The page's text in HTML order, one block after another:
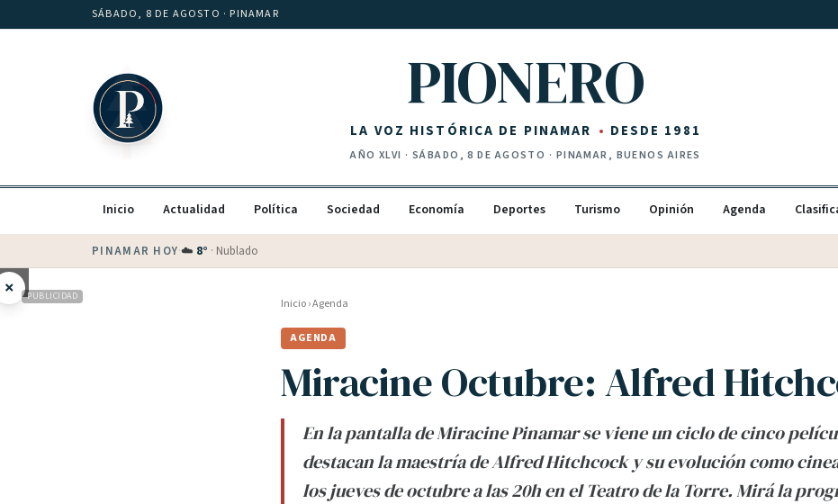
Saltar al contenidoSÁBADO, 8 DE AGOSTO · PINAMAR
PIONERO
LA VOZ HISTÓRICA DE PINAMAR DESDE 1981
AÑO XLVI · SÁBADO, 8 DE AGOSTO · PINAMAR, BUENOS AIRES
Inicio Actualidad Política Sociedad Economía Deportes Turismo Opinión Agenda
PINAMAR HOY·💵 Dólar blue$1525
× PUBLICIDAD Inicio›Agenda
AGENDA
Miracine Octubre: Alfred
En la pantalla de Miracine Pinamar se viene un ciclo de cinco
destacan la maestría de Alfred Hitchcock y su evolución como
los jueves de octubre a las 20h en el Teatro de la Torre. Mirá la